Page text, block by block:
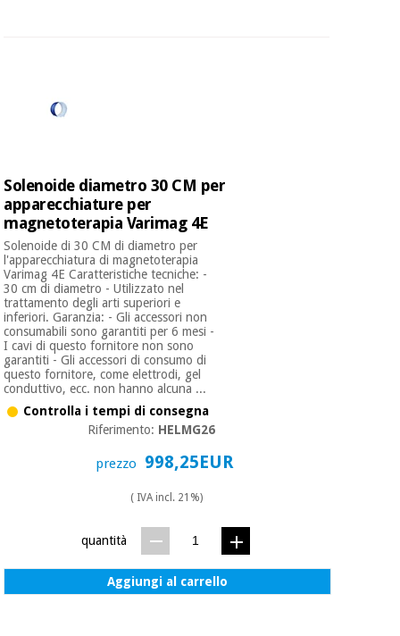
Solenoide diametro 30 CM per
apparecchiature per
magnetoterapia Varimag 4E
Solenoide di 30 CM di diametro per
l'apparecchiatura di magnetoterapia
Varimag 4E Caratteristiche tecniche: -
30 cm di diametro - Utilizzato nel
trattamento degli arti superiori e
inferiori. Garanzia: - Gli accessori non
consumabili sono garantiti per 6 mesi -
I cavi di questo fornitore non sono
garantiti - Gli accessori di consumo di
questo fornitore, come elettrodi, gel
conduttivo, ecc. non hanno alcuna ...
Controlla i tempi di consegna
Riferimento: HELMG26
prezzo 998,25EUR
( IVA incl. 21%)
quantità
Aggiungi al carrello